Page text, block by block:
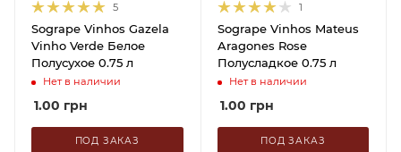
5
Sogrape Vinhos Gazela
Vinho Verde Белое
Полусухое 0.75 л
Нет в наличии
1.00 грн
ПОД ЗАКАЗ
1
Sogrape Vinhos Mateus
Aragones Rose
Полусладкое 0.75 л
Нет в наличии
1.00 грн
ПОД ЗАКАЗ